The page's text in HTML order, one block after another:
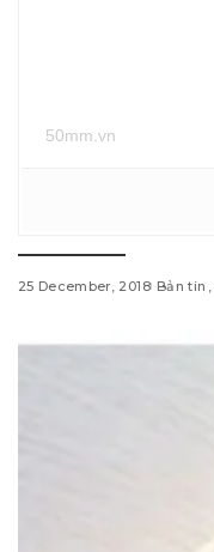
50mm.vn
25 December, 2018 Bản tin